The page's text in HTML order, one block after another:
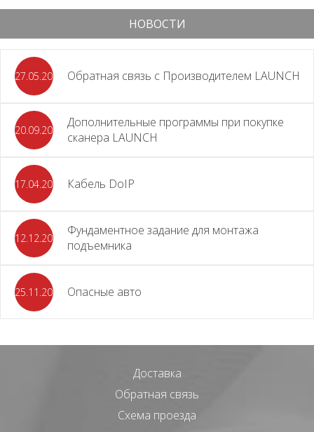
НОВОСТИ
27.05.2026 Обратная связь с Производителем LAUNCH
20.09.2025
Дополнительные программы при покупке
сканера LAUNCH
17.04.2024 Кабель DoIP
12.12.2023
Фундаментное задание для монтажа
подъемника
25.11.2023 Опасные авто
Доставка
Обратная связь
Схема проезда